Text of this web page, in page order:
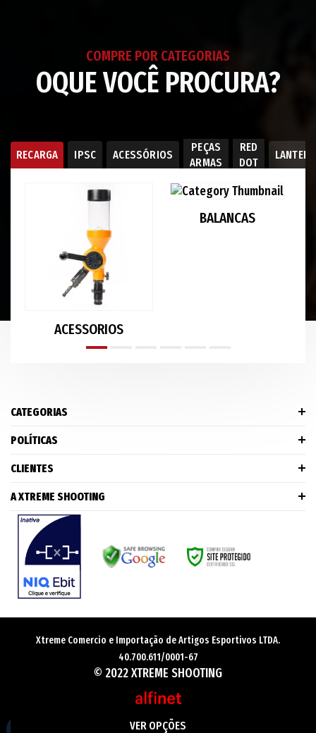
VER OPÇÕES
COMPRE POR CATEGORIAS
OQUE VOCÊ PROCURA?
RECARGA IPSC ACESSÓRIOS
PEÇAS
ARMAS
RED
DOT
ACESSORIOS
BALANCAS
CATEGORIAS
POLÍTICAS
CLIENTES
A XTREME SHOOTING
Xtreme Comercio e Importação de Artigos Esportivos LTDA.
40.700.611/0001-67
© 2022 XTREME SHOOTING